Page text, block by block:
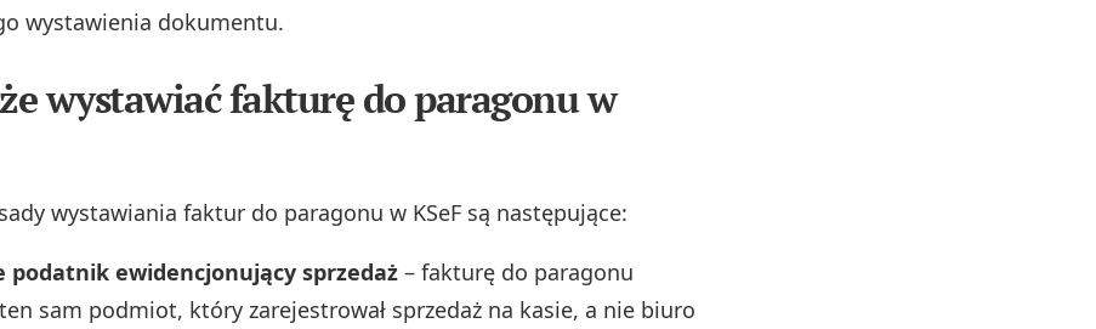
wystawienia dokumentu.
wystawiać fakturę do paragonu w
wystawiania faktur do paragonu w KSeF są następujące:
podatnik ewidencjonujący sprzedaż – fakturę do paragonu
sam podmiot, który zarejestrował sprzedaż na kasie, a nie biuro